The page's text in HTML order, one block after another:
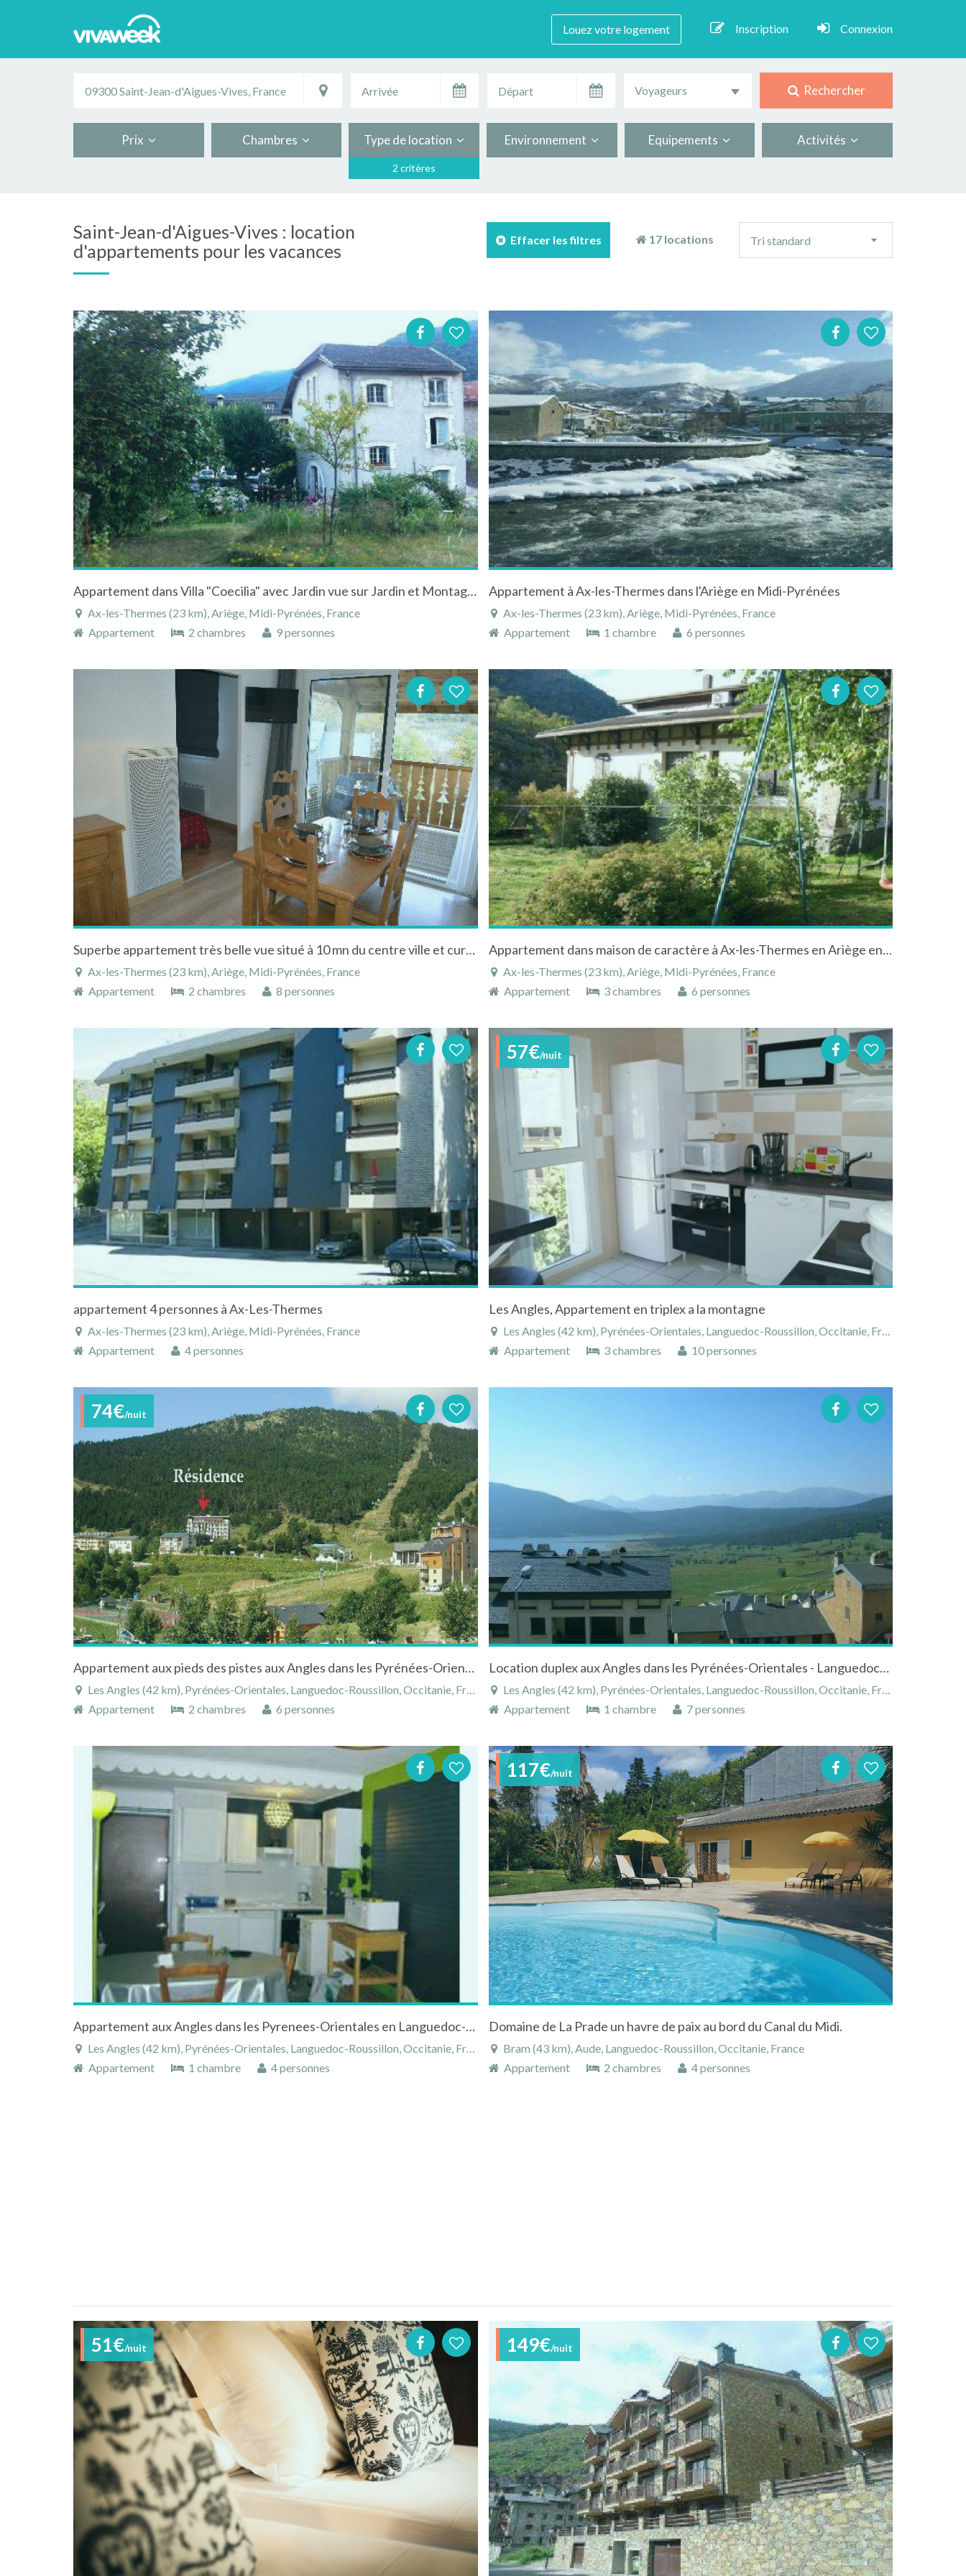
Louez votre logement Inscription Connexion
Voyageurs Rechercher
Prix Chambres Type de location
2 critères
Environnement Equipements Activités
Saint-Jean-d'Aigues-Vives : location
d'appartements pour les vacances
Effacer les filtres 17 locations
tri
Tri standard
Appartement dans Villa "Coecilia" avec Jardin vue sur Jardin et Montagne à Ax-les-Thermes - Ariège
Ax-les-Thermes (23 km), Ariège, Midi-Pyrénées, France
Appartement
2 chambres 9 personnes
Appartement à Ax-les-Thermes dans l'Ariège en Midi-Pyrénées
Ax-les-Thermes (23 km), Ariège, Midi-Pyrénées, France
Appartement
1 chambre 6 personnes
Superbe appartement très belle vue situé à 10 mn du centre ville et cure thermale et du télécabine
Ax-les-Thermes (23 km), Ariège, Midi-Pyrénées, France
Appartement
2 chambres 8 personnes
Appartement dans maison de caractère à Ax-les-Thermes en Ariège en Midi-Pyrénées
Ax-les-Thermes (23 km), Ariège, Midi-Pyrénées, France
Appartement
3 chambres 6 personnes
appartement 4 personnes à Ax-Les-Thermes
Ax-les-Thermes (23 km), Ariège, Midi-Pyrénées, France
Appartement
4 personnes
57€/nuit
Les Angles, Appartement en triplex a la montagne
Les Angles (42 km), Pyrénées-Orientales, Languedoc-Roussillon, Occitanie, France
Appartement
3 chambres 10 personnes
74€/nuit
Appartement aux pieds des pistes aux Angles dans les Pyrénées-Orientales
Les Angles (42 km), Pyrénées-Orientales, Languedoc-Roussillon, Occitanie, France
Appartement
2 chambres 6 personnes
Location duplex aux Angles dans les Pyrénées-Orientales - Languedoc-Roussillon à la montagne
Les Angles (42 km), Pyrénées-Orientales, Languedoc-Roussillon, Occitanie, France
Appartement
1 chambre 7 personnes
Appartement aux Angles dans les Pyrenees-Orientales en Languedoc-Roussillon
Les Angles (42 km), Pyrénées-Orientales, Languedoc-Roussillon, Occitanie, France
Appartement
1 chambre 4 personnes
117€/nuit
Domaine de La Prade un havre de paix au bord du Canal du Midi.
Bram (43 km), Aude, Languedoc-Roussillon, Occitanie, France
Appartement
2 chambres 4 personnes
51€/nuit 149€/nuit